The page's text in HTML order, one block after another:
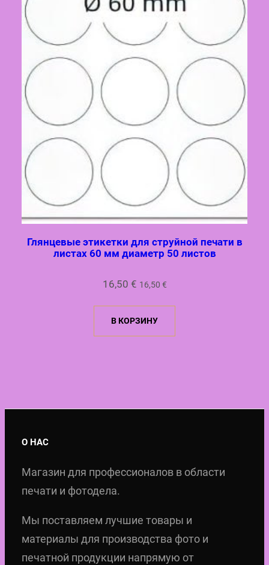
Глянцевые этикетки для струйной печати в
листах 60 мм диаметр 50 листов
16,50 € 16,50 €
В КОРЗИНУ
О НАС
Магазин для профессионалов в области
печати и фотодела.
Мы поставляем лучшие товары и
материалы для производства фото и
печатной продукции напрямую от